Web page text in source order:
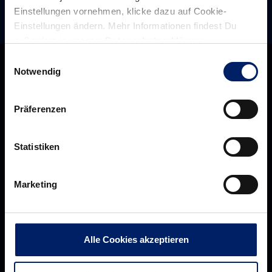
Einstellungen vornehmen, klicke dazu auf Cookie-
Einstellungen ändern. Mehr Informationen findest Du
Notwendig
Präferenzen
Statistiken
Marketing
Alle Cookies akzeptieren